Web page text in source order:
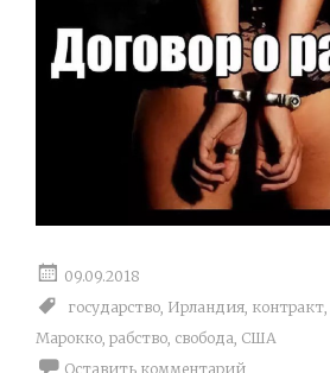
09.09.2018
государство, Ирландия, контракт,
Марокко, рабство, свобода, США
Оставить комментарий